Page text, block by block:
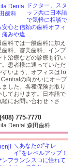
ドクター、スタ
ッフ共に日本語
で気軽に相談で
安心と信頼の歯科オフィ
痛みや違...
歯科では一般歯科に加え
歯科、審美歯科、インプ
ト治療などの診療も行い
。患者様に通っていただ
すいよう、オフィスはTo
Centralの向かいにオープ
ました。各種保険お取り
しております。日本語で
軽にお問い合わせ下さ
775-7770
Dental 森田歯科
＼あなたの”キレ
イ”をレベルアップ！
ンフランシスコに憧れて